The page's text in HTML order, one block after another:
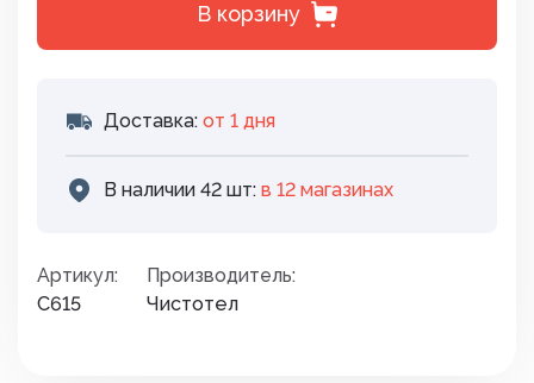
В корзину
Доставка: от 1 дня
В наличии 42 шт: в 12 магазинах
Артикул:
С615
Производитель:
Чистотел